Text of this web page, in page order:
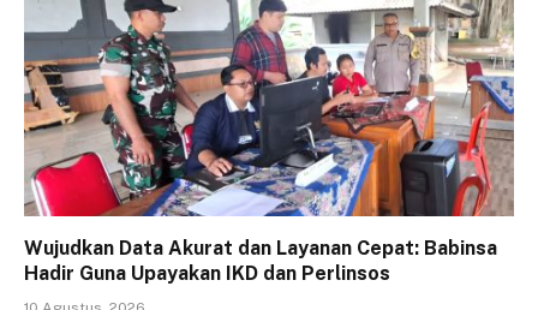
Wujudkan Data Akurat dan Layanan Cepat: Babinsa
Hadir Guna Upayakan IKD dan Perlinsos